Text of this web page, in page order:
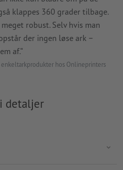
klappes 360 grader tilbage.
robust. Selv hvis man
der ingen løse ark –
af.“
hos Onlineprinters
detaljer